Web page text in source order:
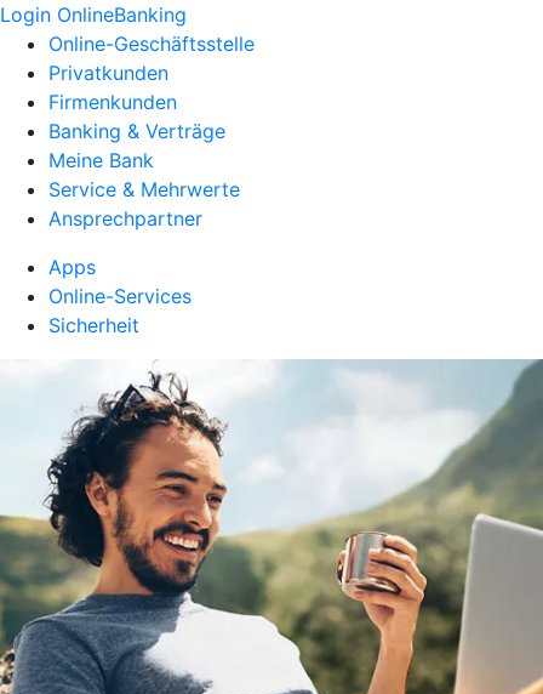
Login OnlineBanking
Online-Geschäftsstelle
Privatkunden
Firmenkunden
Banking & Verträge
Meine Bank
Service & Mehrwerte
Ansprechpartner
Apps
Online-Services
Sicherheit